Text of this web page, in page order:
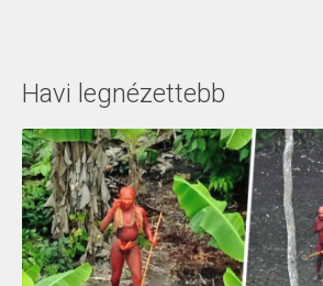
Havi legnézettebb